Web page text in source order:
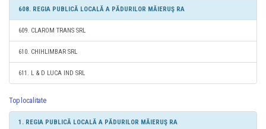
608. REGIA PUBLICĂ LOCALĂ A PĂDURILOR MĂIERUŞ RA
609. CLAROM TRANS SRL
610. CHIHLIMBAR SRL
611. L & D LUCA IND SRL
Top localitate
1. REGIA PUBLICĂ LOCALĂ A PĂDURILOR MĂIERUŞ RA